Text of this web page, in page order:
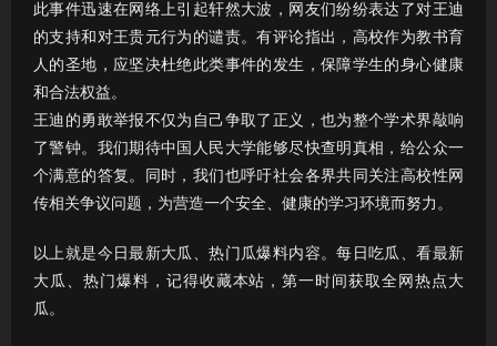
此事件迅速在网络上引起轩然大波，网友们纷纷表达了对王迪
的支持和对王贵元行为的谴责。有评论指出，高校作为教书育
人的圣地，应坚决杜绝此类事件的发生，保障学生的身心健康
和合法权益。
王迪的勇敢举报不仅为自己争取了正义，也为整个学术界敲响
了警钟。我们期待中国人民大学能够尽快查明真相，给公众一
个满意的答复。同时，我们也呼吁社会各界共同关注高校性网
传相关争议问题，为营造一个安全、健康的学习环境而努力。
以上就是今日最新大瓜、热门瓜爆料内容。每日吃瓜、看最新
大瓜、热门爆料，记得收藏本站，第一时间获取全网热点大
瓜。